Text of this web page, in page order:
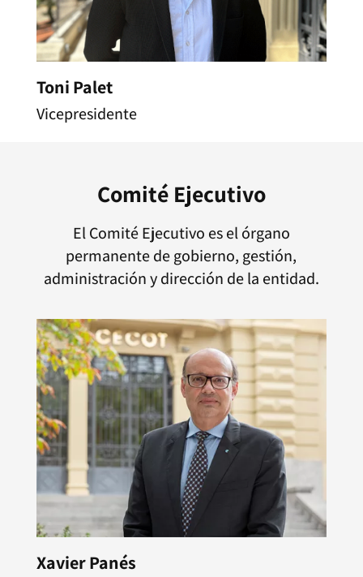
Toni Palet
Vicepresidente
Comité Ejecutivo
El Comité Ejecutivo es el órgano
permanente de gobierno, gestión,
administración y dirección de la entidad.
Xavier Panés